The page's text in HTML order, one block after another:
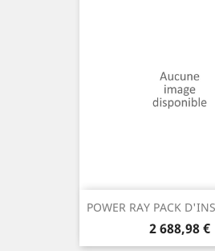
POWER RAY PACK
Prix
2 688,98 €